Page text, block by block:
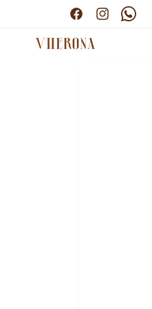
FacebookInstagramPinterest